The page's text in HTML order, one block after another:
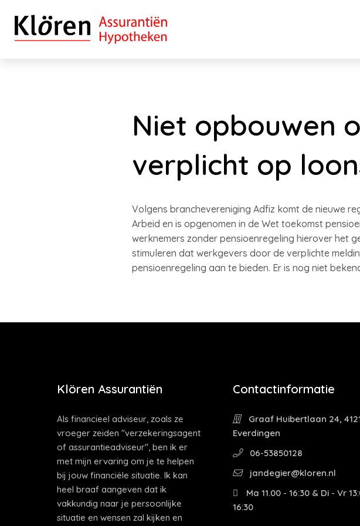
Niet opbouwen
verplicht op
Volgens branchevereniging Adfiz komt de nieuwe
Arbeid en is opgenomen in de Wet toekomst
werknemers zonder pensioenregeling hierover het
stimuleren dat werkgevers door de verplichte
pensioenregeling aan te bieden. Er is nog niet
Klören Assurantiën
Als financieel adviseur, zoals ze
vroeger zeiden "verzekeringsagent
of assurantieadviseur", ben ik er
met mijn ervaring om je te helpen
bij jouw financiële situatie. Ik kan
heel braaf aangeven dat ik
vakkundig naar je persoonlijke
situatie en wensen zal kijken en
Contactinformatie
Graaf Huibertlaan 24,
Everdingen
06-53850128
jandegier@kloren.nl
Ma 11.00 - 16:30 & Di - Vr
16:30